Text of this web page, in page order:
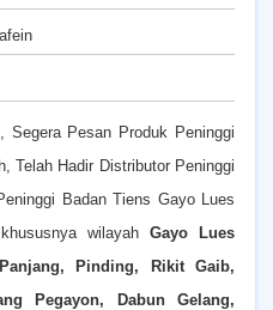
Pesan Produk Peninggi
Telah Hadir Distributor Peninggi
Badan Tiens Gayo Lues
wilayah Gayo Lues
Pinding, Rikit Gaib,
Pegayon, Dabun Gelang,